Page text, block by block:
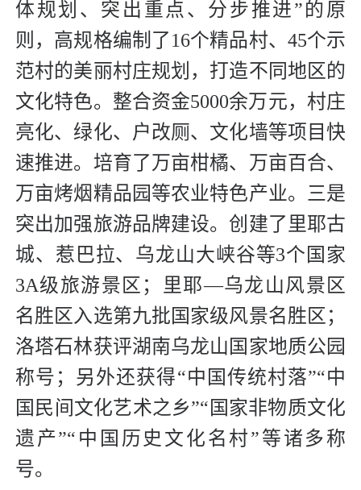
体规划、突出重点、分步推进”的原
则，高规格编制了16个精品村、45个示
范村的美丽村庄规划，打造不同地区的
文化特色。整合资金5000余万元，村庄
亮化、绿化、户改厕、文化墙等项目快
速推进。培育了万亩柑橘、万亩百合、
万亩烤烟精品园等农业特色产业。三是
突出加强旅游品牌建设。创建了里耶古
城、惹巴拉、乌龙山大峡谷等3个国家
3A级旅游景区；里耶—乌龙山风景区
名胜区入选第九批国家级风景名胜区；
洛塔石林获评湖南乌龙山国家地质公园
称号；另外还获得“中国传统村落”“中
国民间文化艺术之乡”“国家非物质文化
遗产”“中国历史文化名村”等诸多称
号。